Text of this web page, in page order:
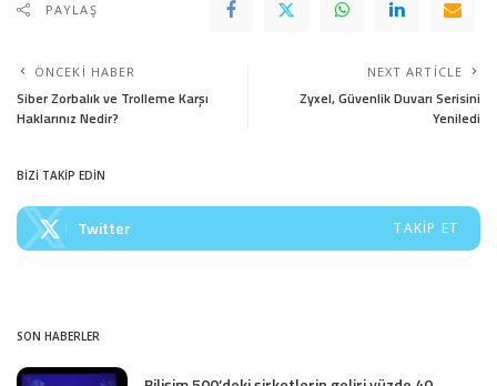
PAYLAŞ
ÖNCEKI HABER
Siber Zorbalık ve Trolleme Karşı
Haklarınız Nedir?
NEXT ARTICLE
Zyxel, Güvenlik Duvarı Serisini
Yeniledi
BİZİ TAKİP EDİN
Twitter TAKIP ET
SON HABERLER